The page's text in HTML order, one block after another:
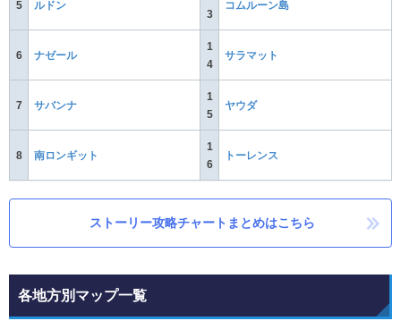
5 ルドン
3
コムルーン島
6 ナゼール
1
4
サラマット
7 サバンナ
1
5
ヤウダ
8 南ロンギット
1
6
トーレンス
ストーリー攻略チャートまとめはこちら
各地方別マップ一覧